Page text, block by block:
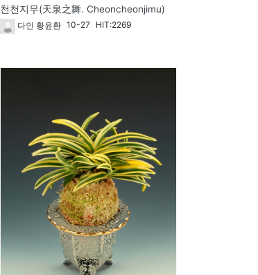
천천지무(天泉之舞. Cheoncheonjimu)
다인 황윤환 10-27 HIT:2269